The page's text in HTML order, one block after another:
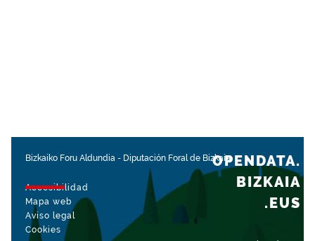
Bizkaiko Foru Aldundia - Diputación Foral de Bizkaia
Accesibilidad
Mapa web
Aviso legal
Cookies
OPENDATA.
BIZKAIA
.EUS